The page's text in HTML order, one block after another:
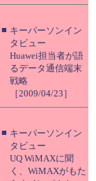
■ キーパーソンイン
タビュー
Huawei担当者が語
るデータ通信端末
戦略
［2009/04/23］
■ キーパーソンイン
タビュー
UQ WiMAXに聞
く、WiMAXがもた